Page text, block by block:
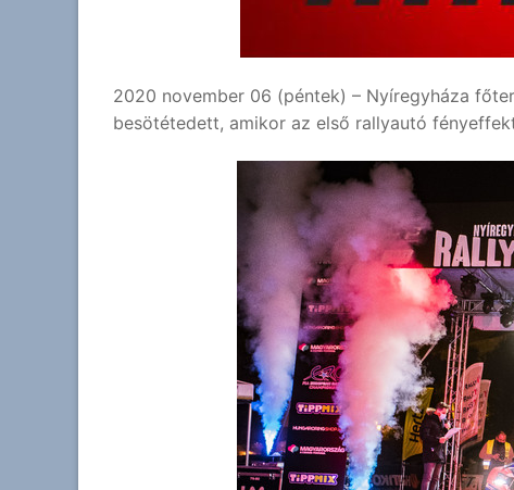
2020 november 06 (péntek) – Nyíregyháza
besötétedett, amikor az első rallyautó